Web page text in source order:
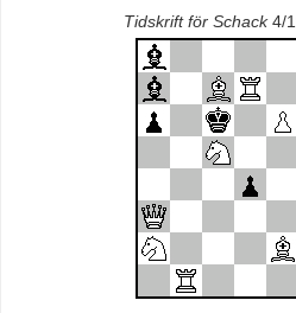
Tidskrift för Schack4/